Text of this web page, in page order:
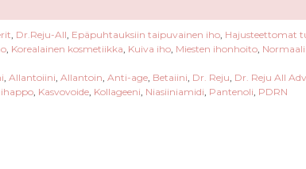
Dr.Reju-All Epäpuhtauksiin taipuvainen iho, Hajusteettomat
, Korealainen kosmetiikka Kuiva iho, Miesten ihonhoito,
Allantoiini Allantoin Anti-age, Betaiini Dr. Reju Dr. Reju All
, Kasvovoide, Kollageeni Niasiiniamidi Pantenoli PDRN